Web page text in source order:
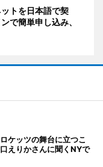
トを日本語で契
で簡単申し込み、
ケッツの舞台に立つこ
えりかさんに聞くNYで